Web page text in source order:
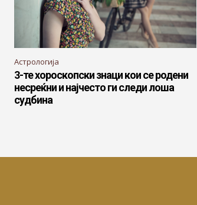
Астрологија
3-те хороскопски знаци кои се родени
несреќни и најчесто ги следи лоша
судбина